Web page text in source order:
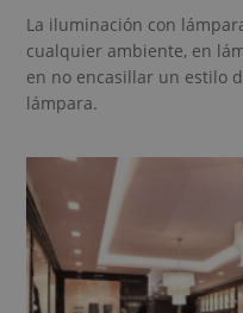
La iluminación con
cualquier ambiente, en
en no encasillar un estilo
lámpara.